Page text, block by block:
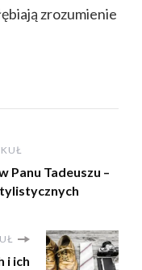
zrozumienie
Panu Tadeuszu –
i ich